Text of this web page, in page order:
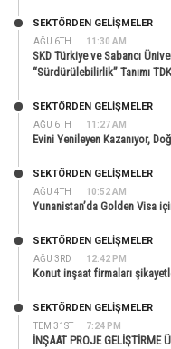
AĞU 6TH 11:30 AM
SEKTÖRDEN GELIŞMELER
SKD Türkiye ve Sabancı
“Sürdürülebilirlik” Tanımı
AĞU 6TH 11:27 AM
SEKTÖRDEN GELIŞMELER
Evini Yenileyen Kazanıyor,
AĞU 4TH 10:52 AM
SEKTÖRDEN GELIŞMELER
Yunanistan’da Golden Visa
AĞU 3RD 12:42 PM
SEKTÖRDEN GELIŞMELER
Konut inşaat firmaları
TEM 31ST 7:24 PM
SEKTÖRDEN GELIŞMELER
İNŞAAT PROJE GELİŞTİRME